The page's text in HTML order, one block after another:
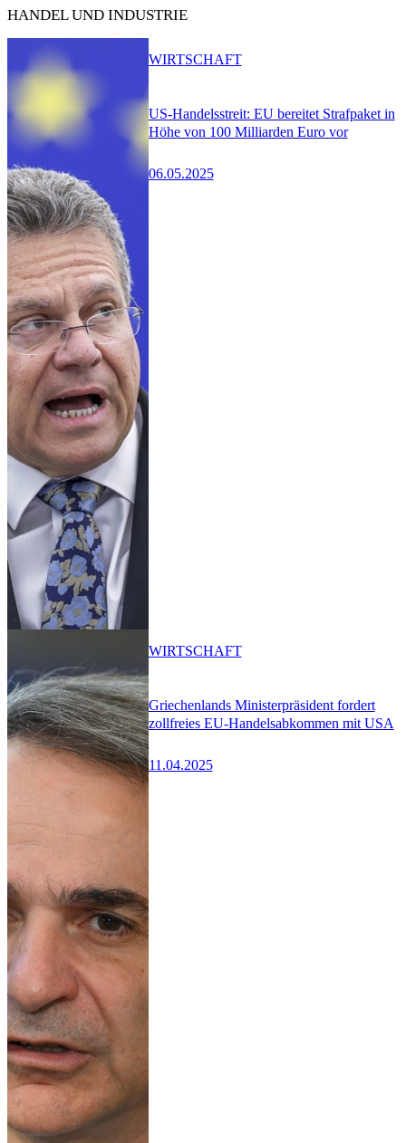
HANDEL UND INDUSTRIE
US-Handelsstreit: EU bereitet Strafpaket in
Höhe von 100 Milliarden Euro vor
06.05.2025
WIRTSCHAFT
Griechenlands Ministerpräsident fordert
zollfreies EU-Handelsabkommen mit USA
11.04.2025
WIRTSCHAFT